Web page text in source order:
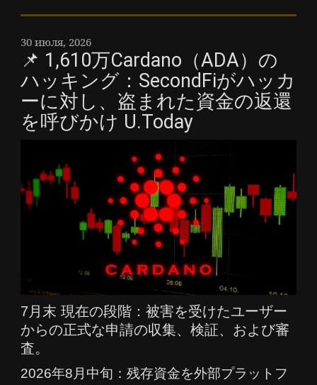
30 июля, 2026
📌 1,610万Cardano（ADA）の
ハッキング：SecondFiがハッカ
ーに対し、盗まれた資金の返還
を呼びかけ U.Today
7月末 現在の段階：被害を受けたユーザー
からの正式な申請の収集、検証、および審
査。
2026年8月中旬：残存資金を外部プラットフ